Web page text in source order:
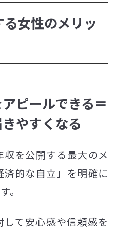
女性のメリッ
ピールできる＝
やすくなる
を公開する最大のメ
済的な自立」を明確に
。
て安心感や信頼感を